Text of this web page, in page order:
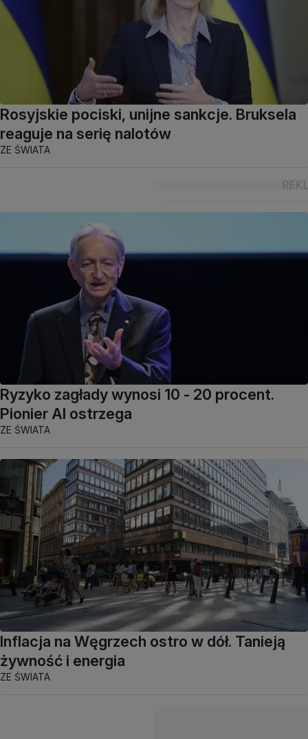
Rosyjskie pociski, unijne sankcje. Bruksela
reaguje na serię nalotów
ZE ŚWIATA
Ryzyko zagłady wynosi 10 - 20 procent.
Pionier AI ostrzega
ZE ŚWIATA
Inflacja na Węgrzech ostro w dół. Tanieją
żywność i energia
ZE ŚWIATA